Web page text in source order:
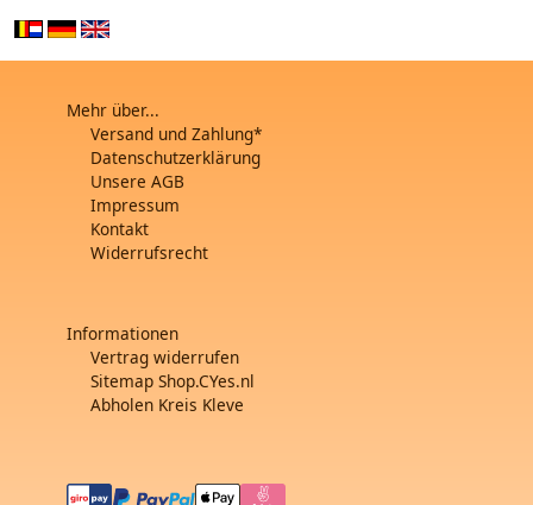
Mehr über...
Versand und Zahlung*
Datenschutzerklärung
Unsere AGB
Impressum
Kontakt
Widerrufsrecht
Informationen
Vertrag widerrufen
Sitemap Shop.CYes.nl
Abholen Kreis Kleve